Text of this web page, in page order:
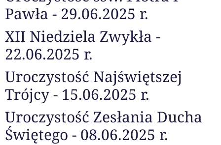
Pawła - 29.06.2025 r.
XII Niedziela Zwykła -
22.06.2025 r.
Uroczystość Najświętszej
Trójcy - 15.06.2025 r.
Uroczystość Zesłania Ducha
Świętego - 08.06.2025 r.